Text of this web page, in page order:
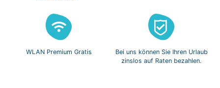
WLAN Premium Gratis Bei uns können Sie Ihren Urlaub
zinslos auf Raten bezahlen.